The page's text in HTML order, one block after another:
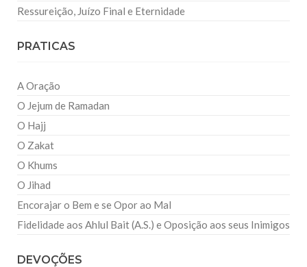
Ressureição, Juízo Final e Eternidade
PRATICAS
A Oração
O Jejum de Ramadan
O Hajj
O Zakat
O Khums
O Jihad
Encorajar o Bem e se Opor ao Mal
Fidelidade aos Ahlul Bait (A.S.) e Oposição aos seus Inimigos
DEVOÇÕES